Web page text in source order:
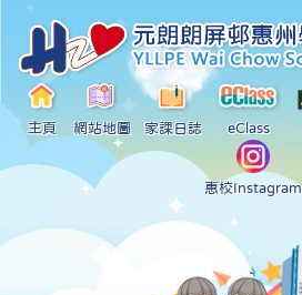
主頁 網站地圖 家課日誌 eClass
惠校Instagram